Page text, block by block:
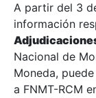
Mostrar/
A partir del 3
información
Nacional de
Moneda,
a FNMT-RCM